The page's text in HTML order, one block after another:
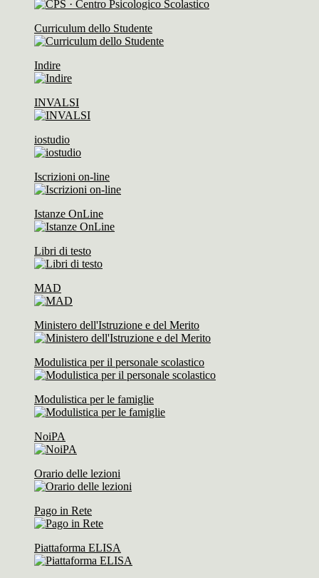
Curriculum dello Studente
Indire
INVALSI
iostudio
Iscrizioni on-line
Istanze OnLine
Libri di testo
MAD
Ministero dell'Istruzione e del Merito
Modulistica per il personale scolastico
Modulistica per le famiglie
NoiPA
Orario delle lezioni
Pago in Rete
Piattaforma ELISA